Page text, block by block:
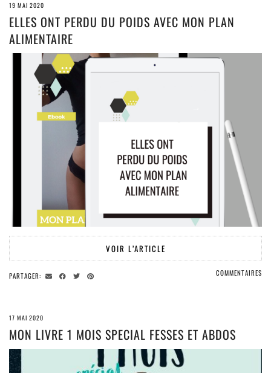
19 MAI 2020
ELLES ONT PERDU DU POIDS AVEC MON PLAN
ALIMENTAIRE
VOIR L’ARTICLE
PARTAGER: COMMENTAIRES
17 MAI 2020
MON LIVRE 1 MOIS SPECIAL FESSES ET ABDOS